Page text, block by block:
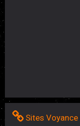
Sites Voyance